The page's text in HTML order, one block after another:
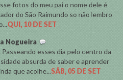
fotos do meu pai o nome dele é
do São Raimundo so não lembro
QUI, 10 DE SET
Nogueira
esses dia pelo centro da
absurda de saber e aprender
que acolhe...SÁB, 05 DE SET